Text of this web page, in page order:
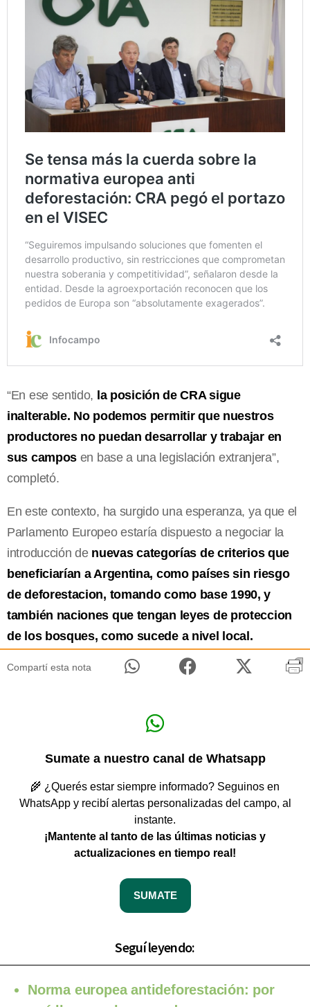
“En ese sentido, la posición de CRA sigue
inalterable. No podemos permitir que nuestros
productores no puedan desarrollar y trabajar en
sus campos en base a una legislación extranjera”,
completó.
En este contexto, ha surgido una esperanza, ya que el
Parlamento Europeo estaría dispuesto a negociar la
introducción de nuevas categorías de criterios que
beneficiarían a Argentina, como países sin riesgo
de deforestacion, tomando como base 1990, y
también naciones que tengan leyes de proteccion
de los bosques, como sucede a nivel local.
Compartí esta nota
Sumate a nuestro canal de Whatsapp
🌾 ¿Querés estar siempre informado? Seguinos en
WhatsApp y recibí alertas personalizadas del campo, al
instante.
¡Mantente al tanto de las últimas noticias y
actualizaciones en tiempo real!
SUMATE
Seguí leyendo:
Norma europea antideforestación: por